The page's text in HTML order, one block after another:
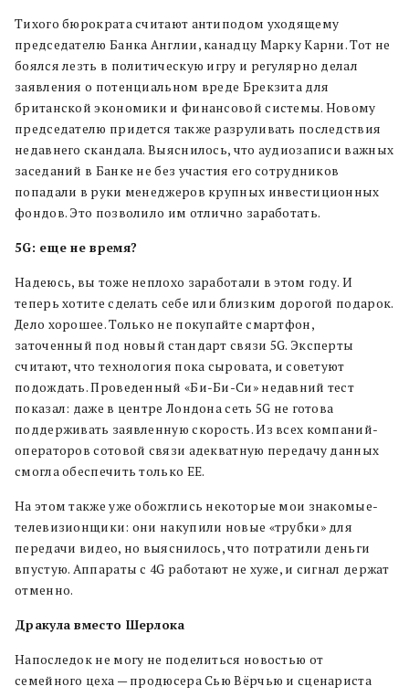
Тихого бюрократа считают антиподом уходящему
председателю Банка Англии, канадцу Марку Карни. Тот не
боялся лезть в политическую игру и регулярно делал
заявления о потенциальном вреде Брекзита для
британской экономики и финансовой системы. Новому
председателю придется также разруливать последствия
недавнего скандала. Выяснилось, что аудиозаписи важных
заседаний в Банке не без участия его сотрудников
попадали в руки менеджеров крупных инвестиционных
фондов. Это позволило им отлично заработать.
5G: еще не время?
Надеюсь, вы тоже неплохо заработали в этом году. И
теперь хотите сделать себе или близким дорогой подарок.
Дело хорошее. Только не покупайте смартфон,
заточенный под новый стандарт связи 5G. Эксперты
считают, что технология пока сыровата, и советуют
подождать. Проведенный «Би-Би-Си» недавний тест
показал: даже в центре Лондона сеть 5G не готова
поддерживать заявленную скорость. Из всех компаний-
операторов сотовой связи адекватную передачу данных
смогла обеспечить только EE.
На этом также уже обожглись некоторые мои знакомые-
телевизионщики: они накупили новые «трубки» для
передачи видео, но выяснилось, что потратили деньги
впустую. Аппараты с 4G работают не хуже, и сигнал держат
отменно.
Дракула вместо Шерлока
Напоследок не могу не поделиться новостью от
семейного цеха — продюсера Сью Вёрчью и сценариста